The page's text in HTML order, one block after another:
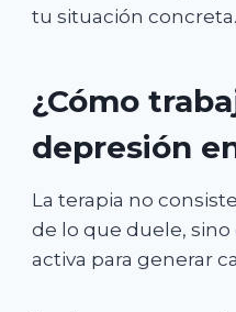
tu situación concreta.
¿Cómo
depresión
La terapia no
de lo que duele,
activa para generar